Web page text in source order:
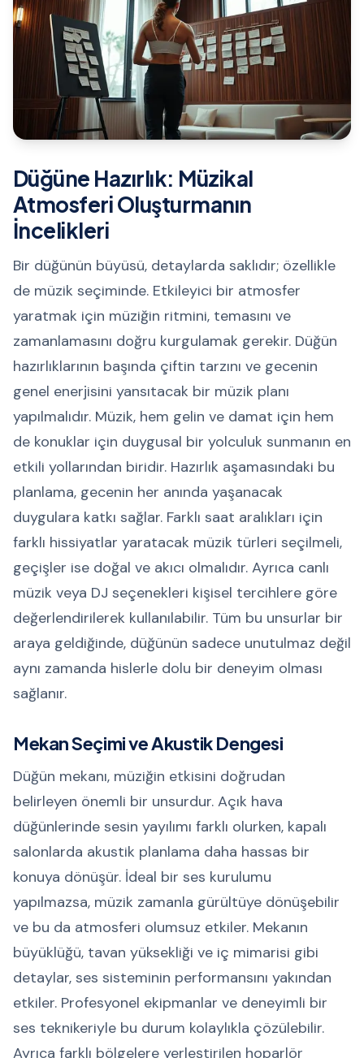
Düğüne Hazırlık: Müzikal
Atmosferi Oluşturmanın
İncelikleri
Bir düğünün büyüsü, detaylarda saklıdır; özellikle
de müzik seçiminde. Etkileyici bir atmosfer
yaratmak için müziğin ritmini, temasını ve
zamanlamasını doğru kurgulamak gerekir. Düğün
hazırlıklarının başında çiftin tarzını ve gecenin
genel enerjisini yansıtacak bir müzik planı
yapılmalıdır. Müzik, hem gelin ve damat için hem
de konuklar için duygusal bir yolculuk sunmanın en
etkili yollarından biridir. Hazırlık aşamasındaki bu
planlama, gecenin her anında yaşanacak
duygulara katkı sağlar. Farklı saat aralıkları için
farklı hissiyatlar yaratacak müzik türleri seçilmeli,
geçişler ise doğal ve akıcı olmalıdır. Ayrıca canlı
müzik veya DJ seçenekleri kişisel tercihlere göre
değerlendirilerek kullanılabilir. Tüm bu unsurlar bir
araya geldiğinde, düğünün sadece unutulmaz değil
aynı zamanda hislerle dolu bir deneyim olması
sağlanır.
Mekan Seçimi ve Akustik Dengesi
Düğün mekanı, müziğin etkisini doğrudan
belirleyen önemli bir unsurdur. Açık hava
düğünlerinde sesin yayılımı farklı olurken, kapalı
salonlarda akustik planlama daha hassas bir
konuya dönüşür. İdeal bir ses kurulumu
yapılmazsa, müzik zamanla gürültüye dönüşebilir
ve bu da atmosferi olumsuz etkiler. Mekanın
büyüklüğü, tavan yüksekliği ve iç mimarisi gibi
detaylar, ses sisteminin performansını yakından
etkiler. Profesyonel ekipmanlar ve deneyimli bir
ses teknikeriyle bu durum kolaylıkla çözülebilir.
Ayrıca farklı bölgelere yerleştirilen hoparlör